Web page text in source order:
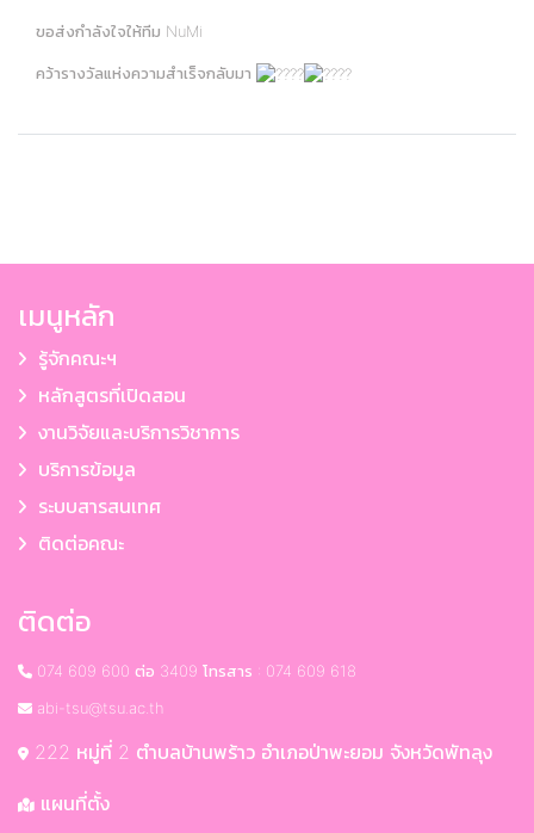
ขอส่งกำลังใจให้ทีม NuMi
คว้ารางวัลแห่งความสำเร็จกลับมา
เมนูหลัก
รู้จักคณะฯ
หลักสูตรที่เปิดสอน
งานวิจัยและบริการวิชาการ
บริการข้อมูล
ระบบสารสนเทศ
ติดต่อคณะ
ติดต่อ
074 609 600 ต่อ 3409 โทรสาร : 074 609 618
abi-tsu@tsu.ac.th
222 หมู่ที่ 2 ตำบลบ้านพร้าว อำเภอป่าพะยอม จังหวัดพัทลุง
แผนที่ตั้ง